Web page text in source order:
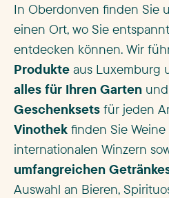
In Oberdonven finden Sie
einen Ort, wo Sie
entdecken können. Wir
Produkte aus Luxemburg
alles für Ihren Garten und
Geschenksets für jeden
Vinothek finden Sie
internationalen Winzern
umfangreichen
Auswahl an Bieren,